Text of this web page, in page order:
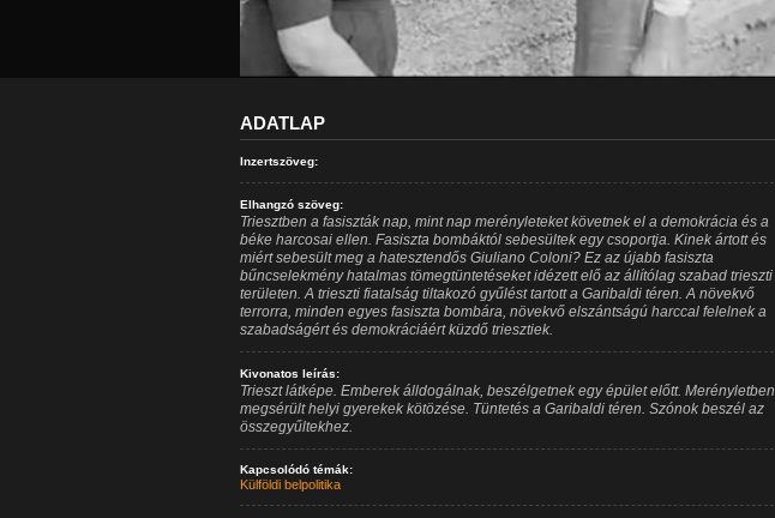
ADATLAP
Inzertszöveg:
Elhangzó szöveg:
Triesztben a fasiszták nap, mint nap merényleteket követnek el a demokrácia és a
béke harcosai ellen. Fasiszta bombáktól sebesültek egy csoportja. Kinek ártott és
miért sebesült meg a hatesztendős Giuliano Coloni? Ez az újabb fasiszta
bűncselekmény hatalmas tömegtüntetéseket idézett elő az állítólag szabad trieszti
területen. A trieszti fiatalság tiltakozó gyűlést tartott a Garibaldi téren. A növekvő
terrorra, minden egyes fasiszta bombára, növekvő elszántságú harccal felelnek a
szabadságért és demokráciáért küzdő triesztiek.
Kivonatos leírás:
Trieszt látképe. Emberek álldogálnak, beszélgetnek egy épület előtt. Merényletben
megsérült helyi gyerekek kötözése. Tüntetés a Garibaldi téren. Szónok beszél az
összegyűltekhez.
Kapcsolódó témák:
Külföldi belpolitika